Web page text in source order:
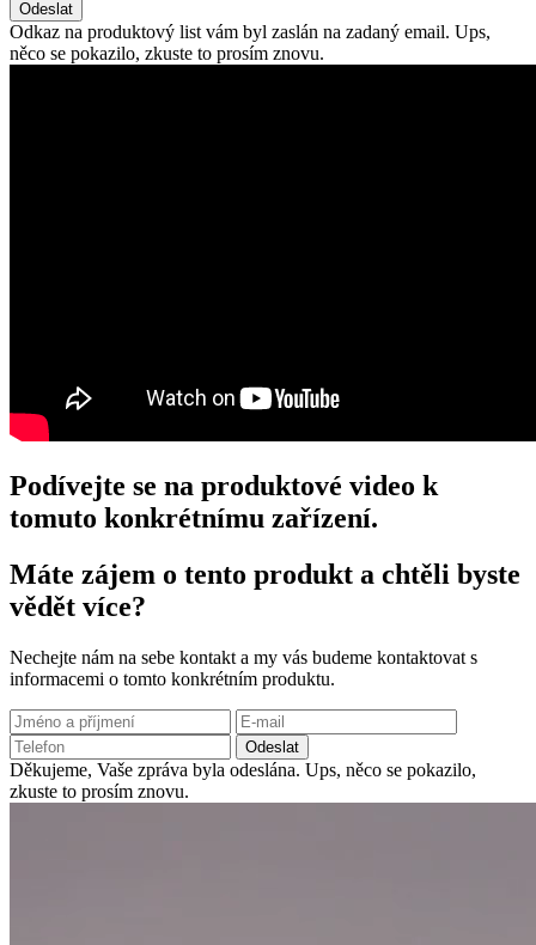
Odeslat
Odkaz na produktový list vám byl zaslán na zadaný email. Ups,
něco se pokazilo, zkuste to prosím znovu.
Podívejte se na produktové video k
tomuto konkrétnímu zařízení.
Máte zájem o tento produkt a chtěli byste
vědět více?
Nechejte nám na sebe kontakt a my vás budeme kontaktovat s
informacemi o tomto konkrétním produktu.
Odeslat
Děkujeme, Vaše zpráva byla odeslána. Ups, něco se pokazilo,
zkuste to prosím znovu.